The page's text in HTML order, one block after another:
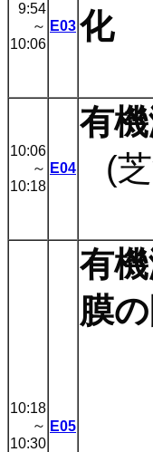
9:54
～
10:06
E03 化
10:06
～
10:18
E04
有
(
10:18
～
10:30
E05
有
膜